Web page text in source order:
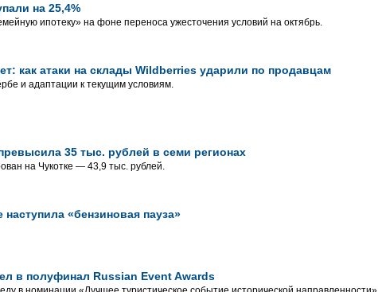
на 25,4%
ипотеку» на фоне переноса ужесточения условий на октябрь.
как атаки на склады Wildberries ударили по продавцам
и адаптации к текущим условиям.
35 тыс. рублей в семи регионах
на Чукотке — 43,9 тыс. рублей.
«бензиновая пауза»
в полуфинал Russian Event Awards